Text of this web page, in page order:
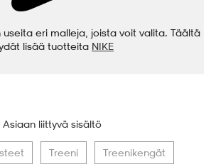
useita eri malleja, joista voit valita. Täältä
lisää tuotteita NIKE
Asiaan liittyvä sisältö
Treeni Treenikengät